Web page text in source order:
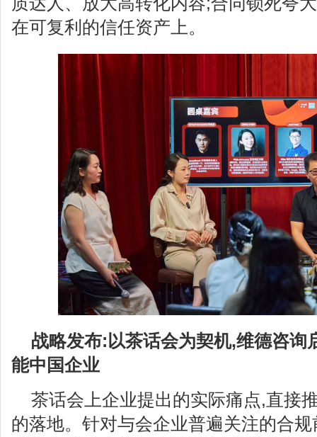
在可复利的信任资产上。
战略发布:以茶话会为契机,维德咨询
能中国企业
茶话会上企业提出的实际痛点,直接
的落地。针对与会企业普遍关注的合